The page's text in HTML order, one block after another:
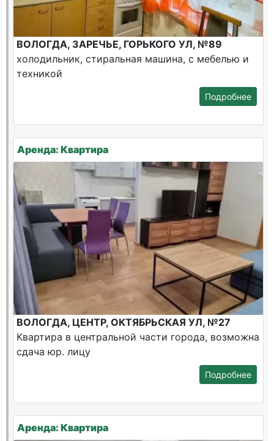
ВОЛОГДА, ЗАРЕЧЬЕ, ГОРЬКОГО УЛ, №89
холодильник, стиральная машина, с мебелью и
техникой
Подробнее
Аренда: Квартира
ВОЛОГДА, ЦЕНТР, ОКТЯБРЬСКАЯ УЛ, №27
Квартира в центральной части города, возможна
сдача юр. лицу
Подробнее
Аренда: Квартира